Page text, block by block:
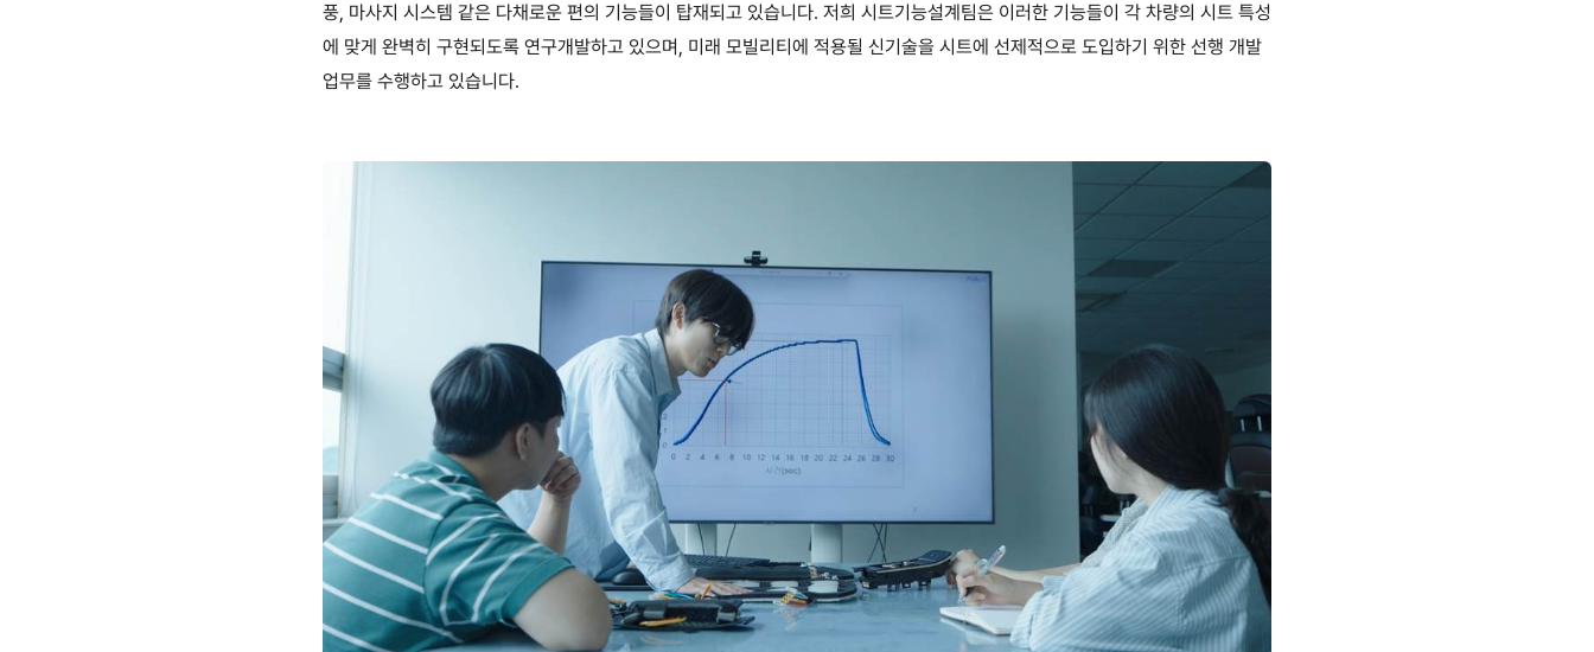
풍, 마사지 시스템 같은 다채로운 편의 기능들이 탑재되고 있습니다. 저희 시트기능설계팀은 이러한 기능들이 각 차량의 시트 특성
에 맞게 완벽히 구현되도록 연구개발하고 있으며, 미래 모빌리티에 적용될 신기술을 시트에 선제적으로 도입하기 위한 선행 개발
업무를 수행하고 있습니다.